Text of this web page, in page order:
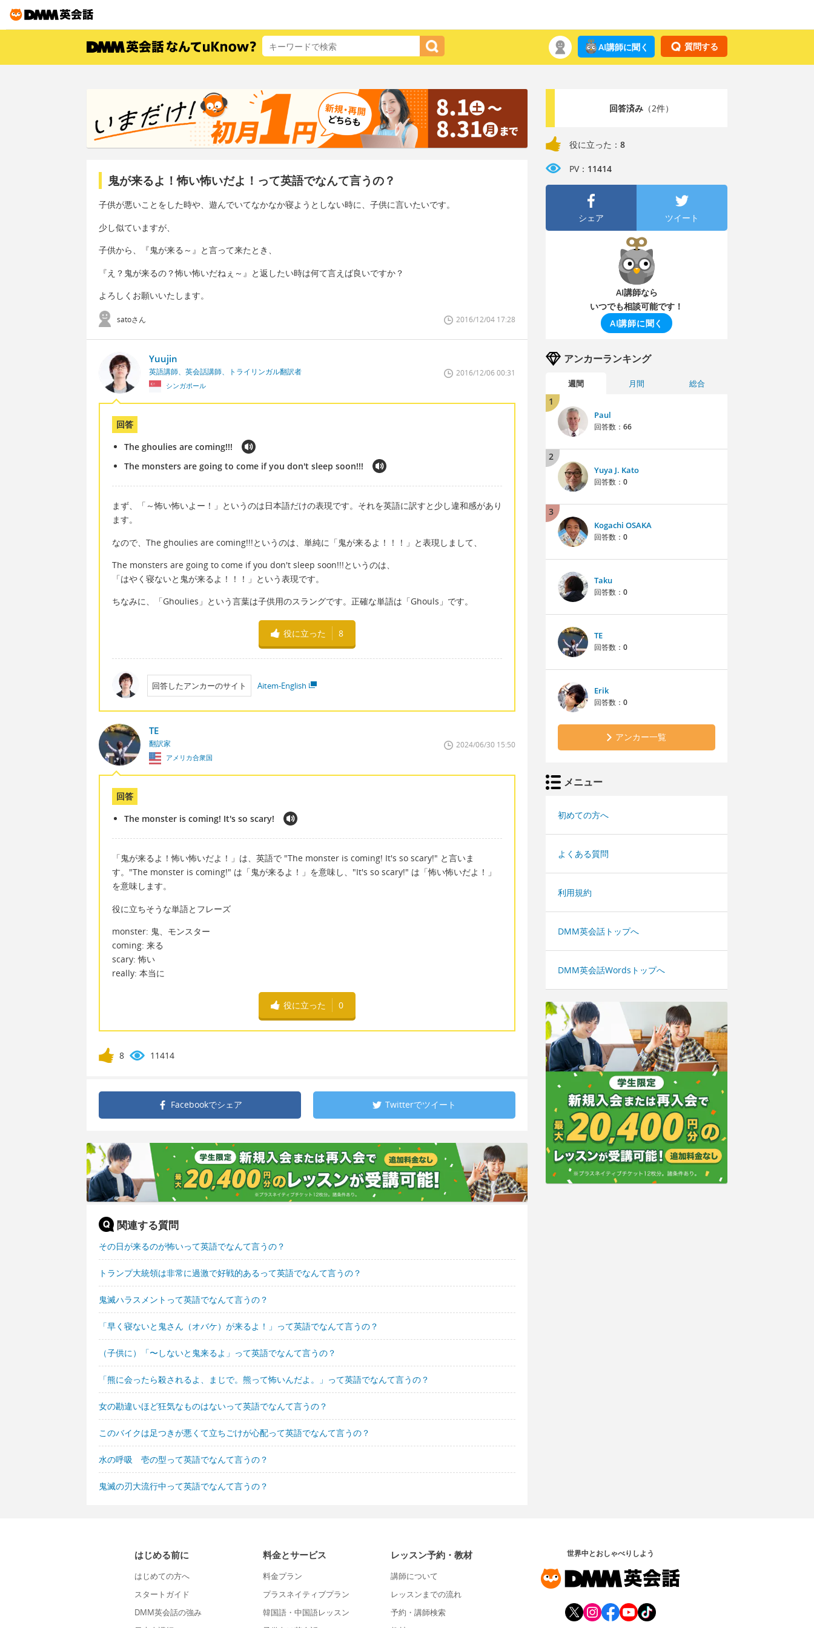
質問する
AI講師に聞く
鬼が来るよ！怖い怖いだよ！って英語でなんて言うの？
子供が悪いことをした時や、遊んでいてなかなか寝ようとしない時に、子供に言いたいです。
少し似ていますが、
子供から、『鬼が来る～』と言って来たとき、
『え？鬼が来るの？怖い怖いだねぇ～』と返したい時は何て言えば良いですか？
よろしくお願いいたします。
satoさん 2016/12/04 17:28
Yuujin
英語講師、英会話講師、トライリンガル翻訳者
シンガポール
2016/12/06 00:31
回答
The ghoulies are coming!!!
The monsters are going to come if you don't sleep soon!!!
まず、「～怖い怖いよー！」というのは日本語だけの表現です。それを英語に訳すと少し違和感があり
ます。
なので、The ghoulies are coming!!!というのは、単純に「鬼が来るよ！！！」と表現しまして、
The monsters are going to come if you don't sleep soon!!!というのは、
「はやく寝ないと鬼が来るよ！！！」という表現です。
ちなみに、「Ghoulies」という言葉は子供用のスラングです。正確な単語は「Ghouls」です。
役に立った 8
回答したアンカーのサイト Aitem-English
TE
翻訳家
アメリカ合衆国
2024/06/30 15:50
回答
The monster is coming! It's so scary!
「鬼が来るよ！怖い怖いだよ！」は、英語で "The monster is coming! It's so scary!" と言いま
す。"The monster is coming!" は「鬼が来るよ！」を意味し、"It's so scary!" は「怖い怖いだよ！」
を意味します。
役に立ちそうな単語とフレーズ
monster: 鬼、モンスター
coming: 来る
scary: 怖い
really: 本当に
役に立った 0
8 11414
Facebookでシェア Twitterでツイート
関連する質問
その日が来るのが怖いって英語でなんて言うの？
トランプ大統領は非常に過激で好戦的あるって英語でなんて言うの？
鬼滅ハラスメントって英語でなんて言うの？
「早く寝ないと鬼さん（オバケ）が来るよ！」って英語でなんて言うの？
（子供に）「〜しないと鬼来るよ」って英語でなんて言うの？
「熊に会ったら殺されるよ、まじで。熊って怖いんだよ。」って英語でなんて言うの？
女の勘違いほど狂気なものはないって英語でなんて言うの？
このバイクは足つきが悪くて立ちごけが心配って英語でなんて言うの？
水の呼吸 壱の型って英語でなんて言うの？
鬼滅の刃大流行中って英語でなんて言うの？
回答済み（2件）
役に立った： 8
PV： 11414
シェア ツイート
AI講師なら
いつでも相談可能です！
AI講師に聞く
アンカーランキング
週間 月間 総合
1
Paul
回答数： 66
2
Yuya J. Kato
回答数： 0
3
Kogachi OSAKA
回答数： 0
Taku
回答数： 0
TE
回答数： 0
Erik
回答数： 0
アンカー一覧
メニュー
初めての方へ
よくある質問
利用規約
DMM英会話トップへ
DMM英会話Wordsトップへ
はじめる前に
はじめての方へ
スタートガイド
DMM英会話の強み
料金とサービス
料金プラン
プラスネイティブプラン
韓国語・中国語レッスン
レッスン予約・教材
講師について
レッスンまでの流れ
予約・講師検索
世界中とおしゃべりしよう